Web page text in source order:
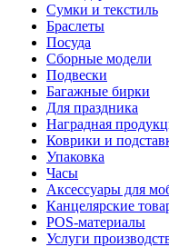
Сумки и текстиль
Браслеты
Посуда
Сборные модели
Подвески
Багажные бирки
Для праздника
Наградная
Коврики и
Упаковка
Часы
Аксессуары для
Канцелярские
POS-материалы
Услуги